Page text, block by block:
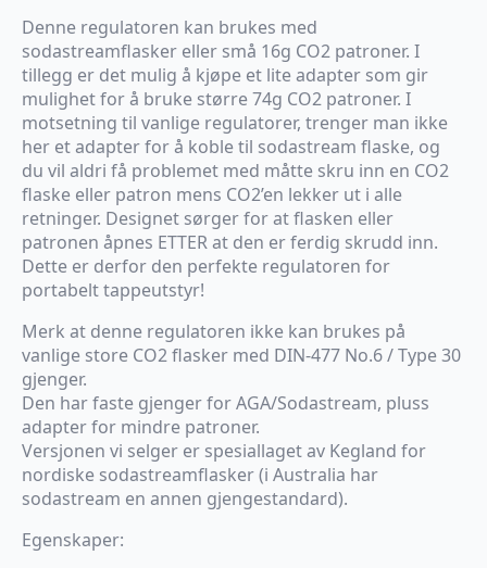
Denne regulatoren kan brukes med
sodastreamflasker eller små 16g CO2 patroner. I
tillegg er det mulig å kjøpe et lite adapter som gir
mulighet for å bruke større 74g CO2 patroner. I
motsetning til vanlige regulatorer, trenger man ikke
her et adapter for å koble til sodastream flaske, og
du vil aldri få problemet med måtte skru inn en CO2
flaske eller patron mens CO2’en lekker ut i alle
retninger. Designet sørger for at flasken eller
patronen åpnes ETTER at den er ferdig skrudd inn.
Dette er derfor den perfekte regulatoren for
portabelt tappeutstyr!
Merk at denne regulatoren ikke kan brukes på
vanlige store CO2 flasker med DIN-477 No.6 / Type 30
gjenger.
Den har faste gjenger for AGA/Sodastream, pluss
adapter for mindre patroner.
Versjonen vi selger er spesiallaget av Kegland for
nordiske sodastreamflasker (i Australia har
sodastream en annen gjengestandard).
Egenskaper: